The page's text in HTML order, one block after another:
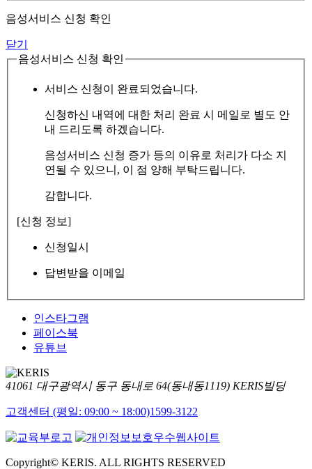
음성서비스 신청 확인
닫기
음성서비스 신청 확인
서비스 신청이 완료되었습니다.
신청하신 내역에 대한 처리 완료 시 메일로 별도 안
내 드리도록 하겠습니다.
음성서비스 신청 증가 등의 이유로 처리가 다소 지
연될 수 있으니, 이 점 양해 부탁드립니다.
감합니다.
[신청 정보]
신청일시
답변받을 이메일
인스타그램
페이스북
유튜브
41061 대구광역시 동구 동내로 64(동내동1119) KERIS빌딩
고객센터 (평일: 09:00 ~ 18:00)1599-3122
Copyright© KERIS. ALL RIGHTS RESERVED